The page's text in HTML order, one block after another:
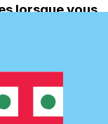
lorsque vous
de